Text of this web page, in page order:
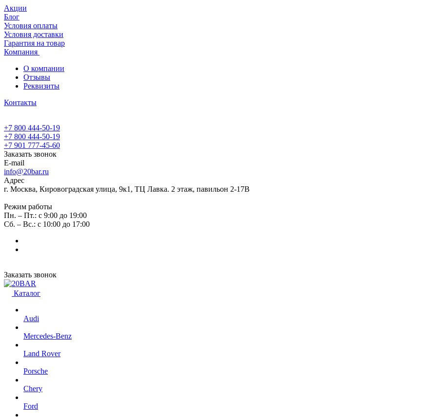
Акции
Блог
Условия оплаты
Условия доставки
Гарантия на товар
Компания
О компании
Отзывы
Реквизиты
Контакты
+7 800 444-50-19
+7 800 444-50-19
+7 901 777-45-60
Заказать звонок
E-mail
info@20bar.ru
Адрес
г. Москва, Кировоградская улица, 9к1, ТЦ Лавка. 2 этаж, павильон 2-17В
Режим работы
Пн. – Пт.: с 9:00 до 19:00
Сб. – Вс.: с 10:00 до 17:00
Заказать звонок
Каталог
Audi
Mercedes-Benz
Land Rover
Porsche
Chery
Ford